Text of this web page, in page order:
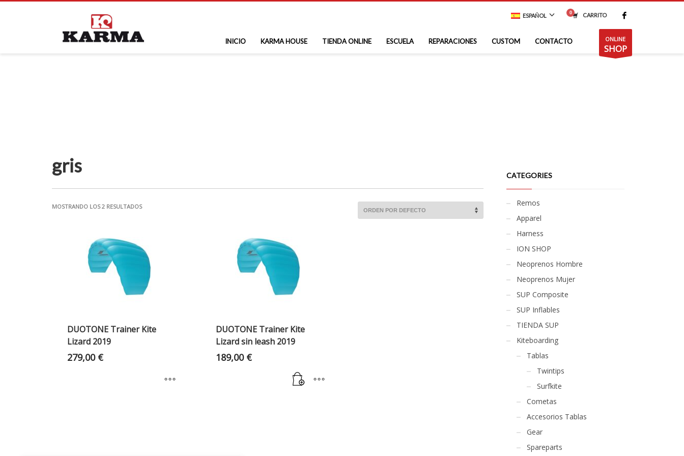
ESPAÑOL CARRITO
INICIO KARMA HOUSE TIENDA ONLINE ESCUELA REPARACIONES CUSTOM CONTACTO ONLINE
SHOP
gris
MOSTRANDO LOS 2 RESULTADOS
DUOTONE Trainer Kite
Lizard 2019
279,00 €
DUOTONE Trainer Kite
Lizard sin leash 2019
189,00 €
CATEGORIES
Remos
Apparel
Harness
ION SHOP
Neoprenos Hombre
Neoprenos Mujer
SUP Composite
SUP Inflables
TIENDA SUP
Kiteboarding
Tablas
Twintips
Surfkite
Cometas
Accesorios Tablas
Gear
Spareparts